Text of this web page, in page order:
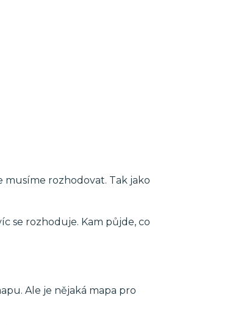
musíme rozhodovat. Tak jako
se rozhoduje. Kam půjde, co
Ale je nějaká mapa pro